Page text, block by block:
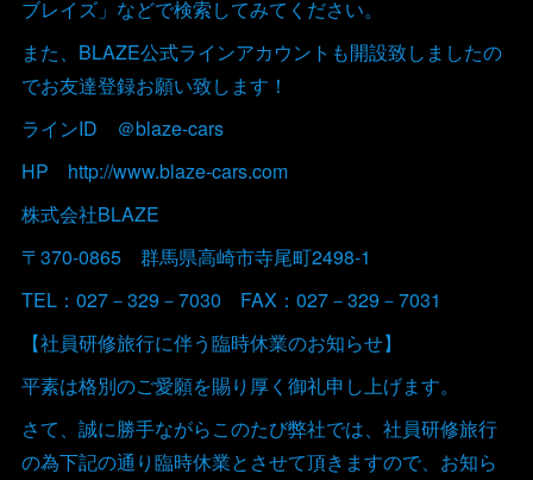
ブレイズ」などで検索してみてください。
また、BLAZE公式ラインアカウントも開設致しましたの
でお友達登録お願い致します！
ラインID ＠blaze-cars
HP http://www.blaze-cars.com
株式会社BLAZE
〒370-0865 群馬県高崎市寺尾町2498-1
TEL：027－329－7030 FAX：027－329－7031
【社員研修旅行に伴う臨時休業のお知らせ】
平素は格別のご愛願を賜り厚く御礼申し上げます。
さて、誠に勝手ながらこのたび弊社では、社員研修旅行
の為下記の通り臨時休業とさせて頂きますので、お知ら